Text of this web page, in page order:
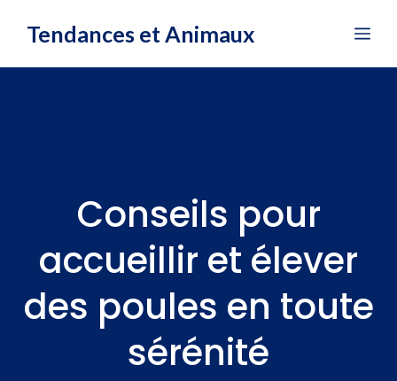
Tendances et Animaux
Conseils pour
accueillir et élever
des poules en toute
sérénité